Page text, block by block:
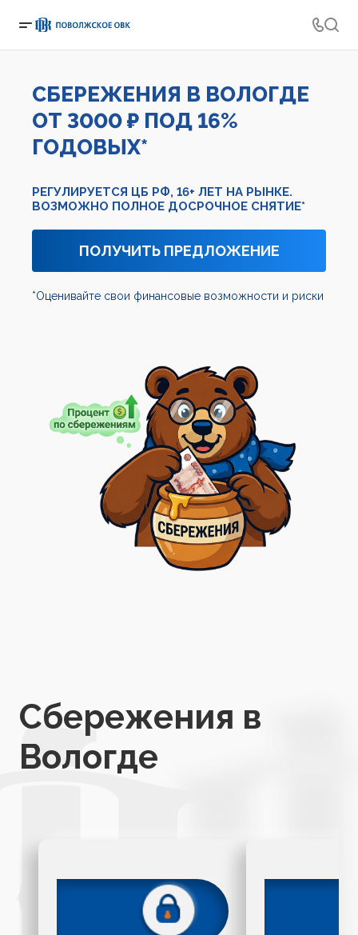
СБЕРЕЖЕНИЯ В ВОЛОГДЕ
ОТ 3000 ₽ ПОД 16%
ГОДОВЫХ*
РЕГУЛИРУЕТСЯ ЦБ РФ, 16+ ЛЕТ НА РЫНКЕ.
ВОЗМОЖНО ПОЛНОЕ ДОСРОЧНОЕ СНЯТИЕ*
ПОЛУЧИТЬ ПРЕДЛОЖЕНИЕ
*Оценивайте свои финансовые возможности и риски
Сбережения в
Вологде